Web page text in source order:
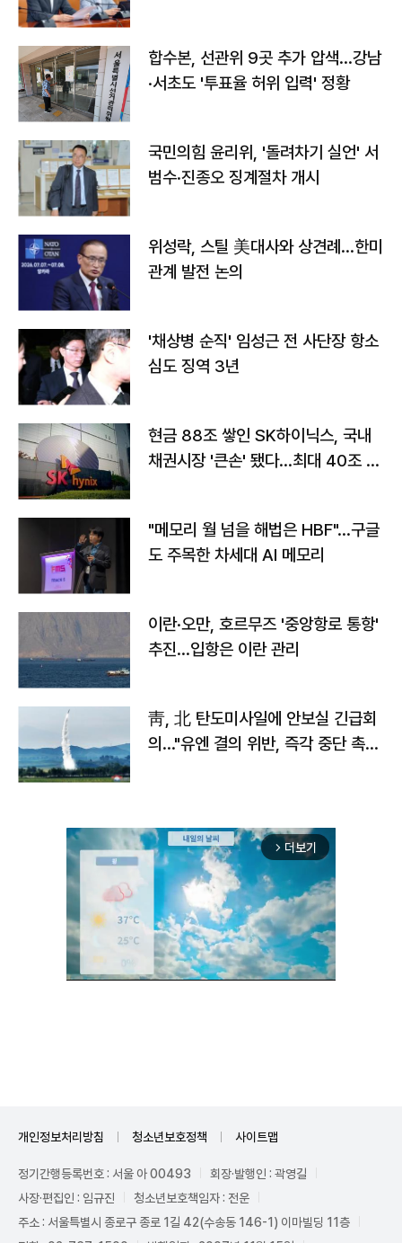
합수본, 선관위 9곳 추가 압색…강남
·서초도 '투표율 허위 입력' 정황
국민의힘 윤리위, '돌려차기 실언' 서
범수·진종오 징계절차 개시
위성락, 스틸 美대사와 상견례…한미
관계 발전 논의
'채상병 순직' 임성근 전 사단장 항소
심도 징역 3년
현금 88조 쌓인 SK하이닉스, 국내
채권시장 '큰손' 됐다…최대 40조 투
"메모리 월 넘을 해법은 HBF"…구글
도 주목한 차세대 AI 메모리
이란·오만, 호르무즈 '중앙항로 통항'
추진…입항은 이란 관리
靑, 北 탄도미사일에 안보실 긴급회
의…"유엔 결의 위반, 즉각 중단 촉
arrow_forward_ios 더보기
개인정보처리방침 청소년보호정책 사이트맵
정기간행등록번호 : 서울 아 00493
회장·발행인 : 곽영길
사장·편집인 : 임규진
청소년보호책임자 : 전운
주소 : 서울특별시 종로구 종로 1길 42(수송동 146-1) 이마빌딩 11층